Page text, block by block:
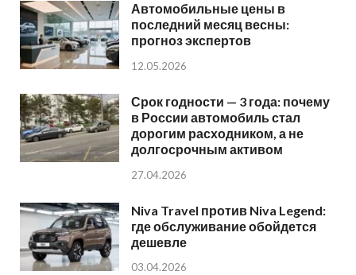
Автомобильные цены в
последний месяц весны:
прогноз экспертов
12.05.2026
Срок годности — 3 года: почему
в России автомобиль стал
дорогим расходником, а не
долгосрочным активом
27.04.2026
Niva Travel против Niva Legend:
где обслуживание обойдется
дешевле
03.04.2026